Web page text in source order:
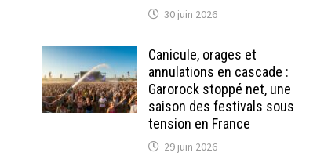
30 juin 2026
Canicule, orages et
annulations en cascade :
Garorock stoppé net, une
saison des festivals sous
tension en France
29 juin 2026